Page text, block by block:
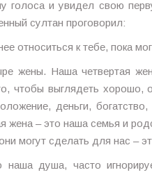
голоса и увидел свою
султан проговорил:
относиться к тебе, пока
жены. Наша четвертая
чтобы выглядеть хорошо,
деньги,
жена – это наша семья и
могут сделать для нас –
душа, часто